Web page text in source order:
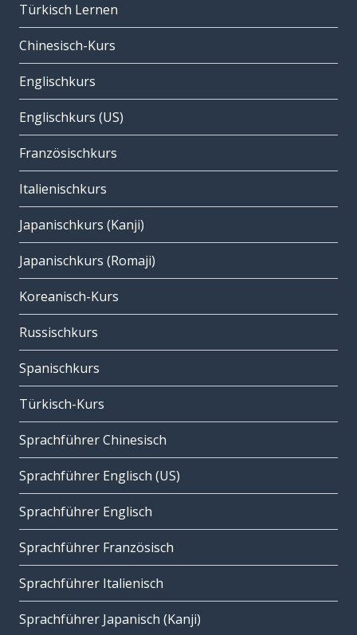
Türkisch Lernen
Chinesisch-Kurs
Englischkurs
Englischkurs (US)
Französischkurs
Italienischkurs
Japanischkurs (Kanji)
Japanischkurs (Romaji)
Koreanisch-Kurs
Russischkurs
Spanischkurs
Türkisch-Kurs
Sprachführer Chinesisch
Sprachführer Englisch (US)
Sprachführer Englisch
Sprachführer Französisch
Sprachführer Italienisch
Sprachführer Japanisch (Kanji)